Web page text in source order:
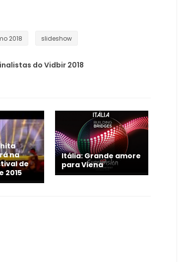
2018 slideshow
do Vidbir 2018
na
de
2015
Itália: Grande amore
para Viena